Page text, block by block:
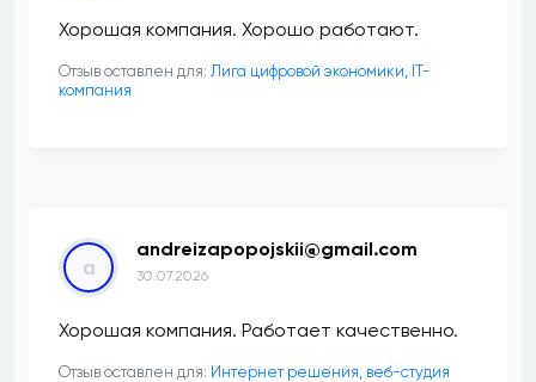
Хорошая компания. Хорошо работают.
Отзыв оставлен для: Лига цифровой экономики, IT-
компания
a
andreizapopojskii@gmail.com
30.07.2026
Хорошая компания. Работает качественно.
Отзыв оставлен для: Интернет решения, веб-студия